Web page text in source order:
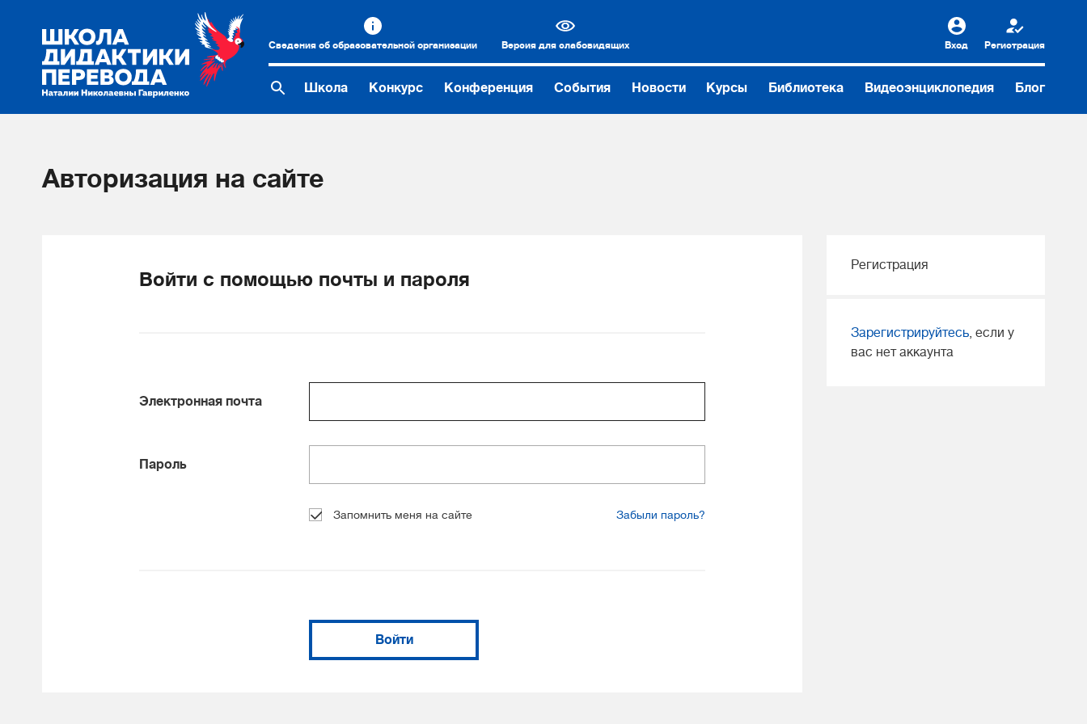
Сведения об образовательной организации Версия для слабовидящих Вход Регистрация
Школа Конкурс Конференция События Новости Курсы Библиотека Видеоэнциклопедия Блог
Авторизация на сайте
Войти с помощью почты и пароля
Электронная почта
Пароль
Запомнить меня на сайте Забыли пароль?
Войти
Регистрация
Зарегистрируйтесь, если у
вас нет аккаунта